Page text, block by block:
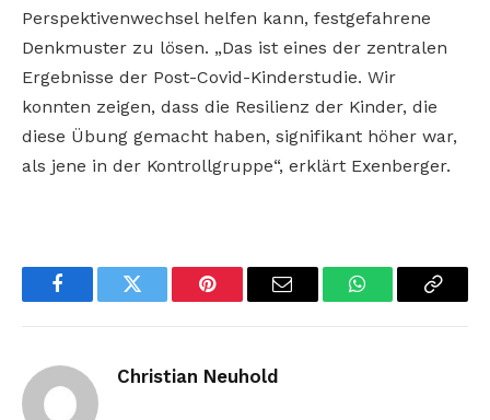
Perspektivenwechsel helfen kann, festgefahrene
Denkmuster zu lösen. „Das ist eines der zentralen
Ergebnisse der Post-Covid-Kinderstudie. Wir
konnten zeigen, dass die Resilienz der Kinder, die
diese Übung gemacht haben, signifikant höher war,
als jene in der Kontrollgruppe“, erklärt Exenberger.
FacebookTwitter Pinterest Email WhatsAppCopy
Christian Neuhold